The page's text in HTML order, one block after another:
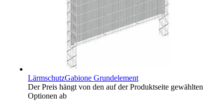
LärmschutzGabione Grundelement
Der Preis hängt von den auf der Produktseite gewählten
Optionen ab